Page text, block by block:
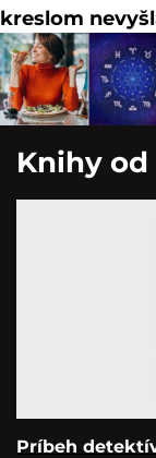
kreslom
Knihy
Príbeh